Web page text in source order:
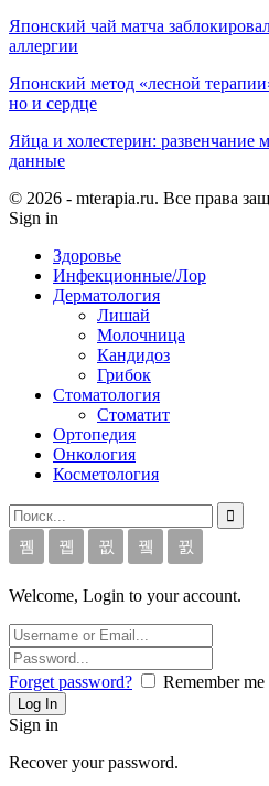
Японский чай матча
аллергии
Японский метод «лесной
но и сердце
Яйца и холестерин:
данные
© 2026 - mterapia.ru. Все права
Sign in
Здоровье
Инфекционные/Лор
Дерматология
Лишай
Молочница
Кандидоз
Грибок
Стоматология
Стоматит
Ортопедия
Онкология
Косметология
Welcome, Login to your account.
Forget password? Remember me
Sign in
Recover your password.